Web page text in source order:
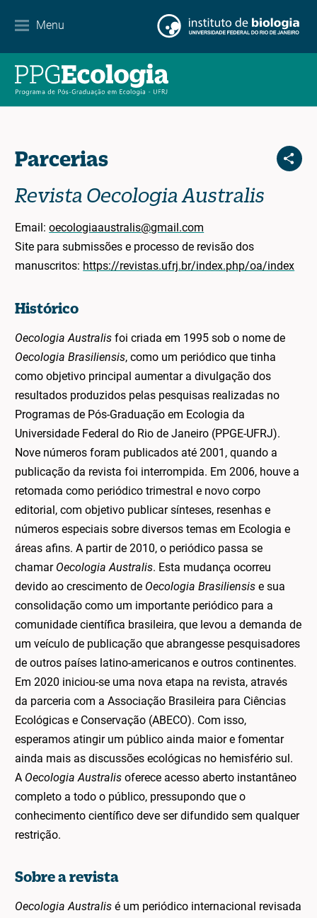
Menu
Contact
Parcerias
Revista Oecologia Australis
Email:oecologiaaustralis@gmail.com
Site para submissões e processo de revisão dos
manuscritos: https://revistas.ufrj.br/index.php/oa/index
Histórico
Oecologia Australis foi criada em 1995 sob o nome de
Oecologia Brasiliensis, como um periódico que tinha
como objetivo principal aumentar a divulgação dos
resultados produzidos pelas pesquisas realizadas no
Programas de Pós-Graduação em Ecologia da
Universidade Federal do Rio de Janeiro (PPGE-UFRJ).
Nove números foram publicados até 2001, quando a
publicação da revista foi interrompida. Em 2006, houve a
retomada como periódico trimestral e novo corpo
editorial, com objetivo publicar sínteses, resenhas e
números especiais sobre diversos temas em Ecologia e
áreas afins. A partir de 2010, o periódico passa se
chamar Oecologia Australis. Esta mudança ocorreu
devido ao crescimento de Oecologia Brasiliensis e sua
consolidação como um importante periódico para a
comunidade científica brasileira, que levou a demanda de
um veículo de publicação que abrangesse pesquisadores
de outros países latino-americanos e outros continentes.
Em 2020 iniciou-se uma nova etapa na revista, através
da parceria com a Associação Brasileira para Ciências
Ecológicas e Conservação (ABECO). Com isso,
esperamos atingir um público ainda maior e fomentar
ainda mais as discussões ecológicas no hemisfério sul.
A Oecologia Australis oferece acesso aberto instantâneo
completo a todo o público, pressupondo que o
conhecimento científico deve ser difundido sem qualquer
restrição.
Sobre a revista
Oecologia Australis é um periódico internacional revisada